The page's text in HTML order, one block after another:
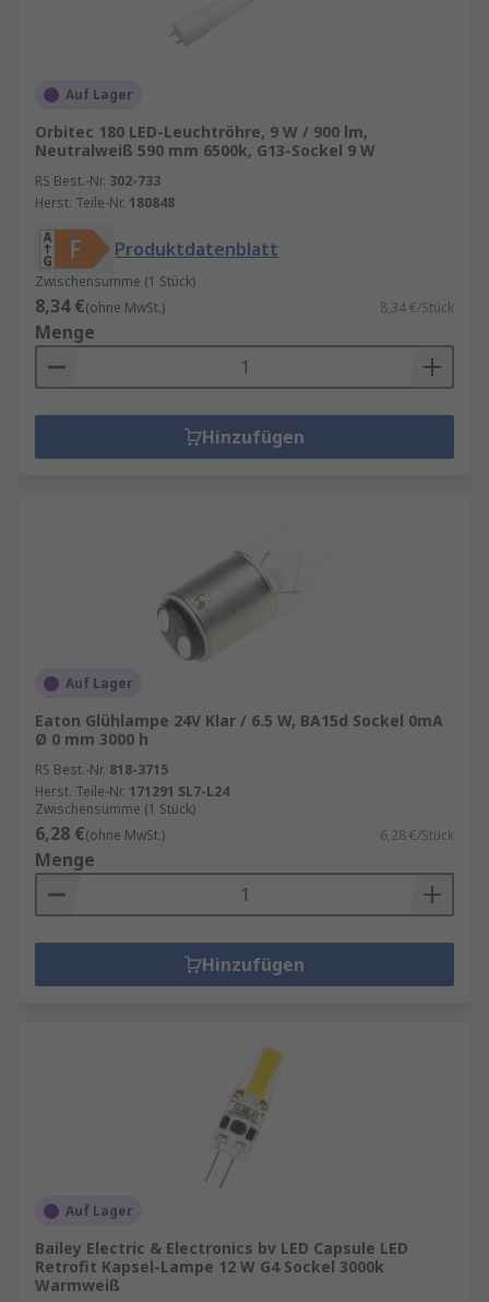
Auf Lager
Orbitec 180 LED-Leuchtröhre, 9 W / 900 lm,
Neutralweiß 590 mm 6500k, G13-Sockel 9 W
RS Best.-Nr. 302-733
Herst. Teile-Nr. 180848
Produktdatenblatt
Zwischensumme (1 Stück)
8,34 €(ohne MwSt.) 8,34 €/Stück
Menge
Hinzufügen
Auf Lager
Eaton Glühlampe 24V Klar / 6.5 W, BA15d Sockel 0mA
Ø 0 mm 3000 h
RS Best.-Nr. 818-3715
Herst. Teile-Nr. 171291 SL7-L24
Zwischensumme (1 Stück)
6,28 €(ohne MwSt.) 6,28 €/Stück
Menge
Hinzufügen
Auf Lager
Bailey Electric & Electronics bv LED Capsule LED
Retrofit Kapsel-Lampe 12 W G4 Sockel 3000k
Warmweiß